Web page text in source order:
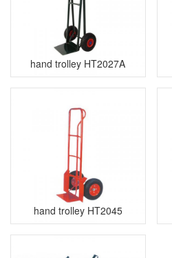
hand trolley HT2027A
hand trolley HT2045